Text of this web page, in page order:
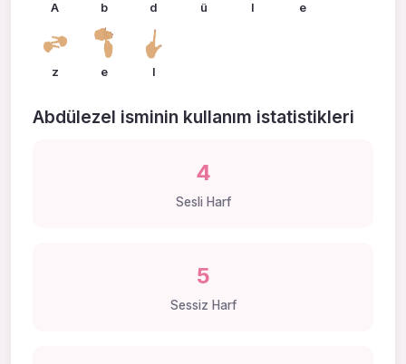
A b d ü l e
z e l
Abdülezel isminin kullanım istatistikleri
4
Sesli Harf
5
Sessiz Harf